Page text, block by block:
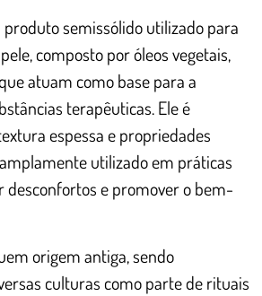
semissólido utilizado para
composto por óleos vegetais,
atuam como base para a
terapêuticas. Ele é
espessa e propriedades
utilizado em práticas
desconfortos e promover o bem-
origem antiga, sendo
culturas como parte de rituais